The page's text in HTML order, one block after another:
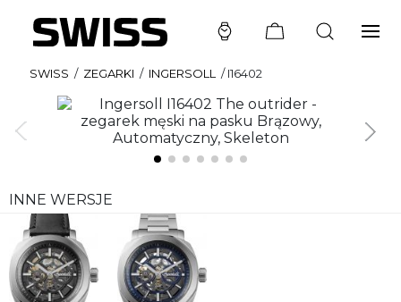
SWISS / ZEGARKI / INGERSOLL /I16402
INNE WERSJE